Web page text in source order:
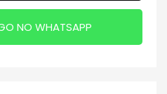
NO WHATSAPP